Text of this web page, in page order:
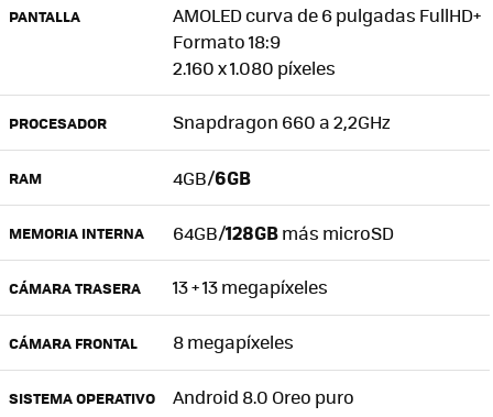
PANTALLA
AMOLED curva de 6 pulgadas FullHD+
Formato 18:9
2.160 x 1.080 píxeles
PROCESADOR Snapdragon 660 a 2,2GHz
RAM 4GB/6GB
MEMORIA INTERNA 64GB/128GBmás microSD
CÁMARA TRASERA 13 + 13 megapíxeles
CÁMARA FRONTAL 8 megapíxeles
SISTEMA OPERATIVO Android 8.0 Oreo puro